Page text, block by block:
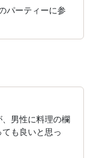
パーティーに参
男性に料理の欄
も良いと思っ